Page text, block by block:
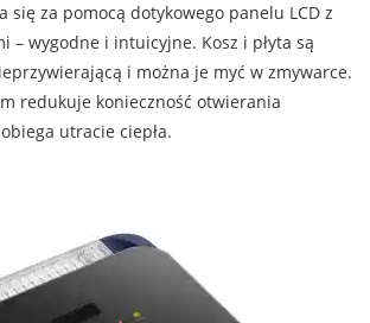
się za pomocą dotykowego panelu LCD z
– wygodne i intuicyjne. Kosz i płyta są
i można je myć w zmywarce.
redukuje konieczność otwierania
utracie ciepła.